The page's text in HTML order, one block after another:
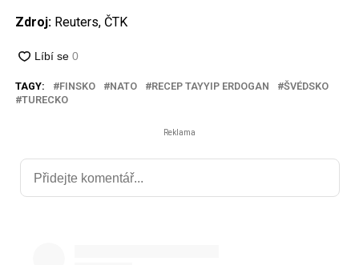
Zdroj:Reuters, ČTK
TAGY: FINSKO NATO RECEP TAYYIP ERDOGAN
ŠVÉDSKO
TURECKO
Reklama